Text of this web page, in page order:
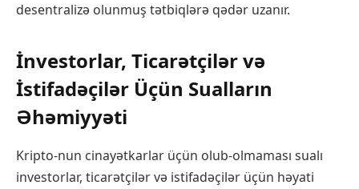
desentralizə olunmuş tətbiqlərə qədər uzanır.
İnvestorlar, Ticarətçilər və
İstifadəçilər Üçün Sualların
Əhəmiyyəti
Kripto-nun cinayətkarlar üçün olub-olmaması sualı
investorlar, ticarətçilər və istifadəçilər üçün həyati